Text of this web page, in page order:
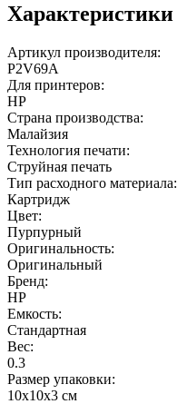
Характеристики
Артикул производителя:
P2V69A
Для принтеров:
HP
Страна производства:
Малайзия
Технология печати:
Струйная печать
Тип расходного материала:
Картридж
Цвет:
Пурпурный
Оригинальность:
Оригинальный
Бренд:
HP
Емкость:
Стандартная
Вес:
0.3
Размер упаковки:
10x10x3 см